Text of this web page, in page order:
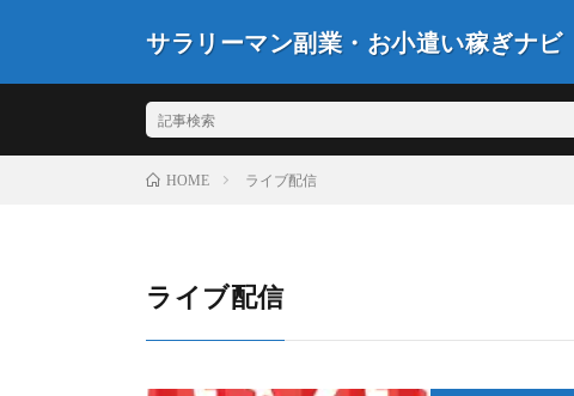
サラリーマン副業・お小遣い稼ぎナビ
HOME ライブ配信
ライブ配信